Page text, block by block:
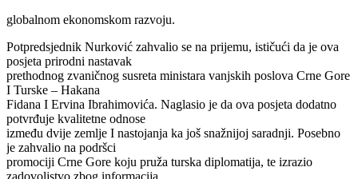
globalnom ekonomskom razvoju.
Potpredsjednik Nurković zahvalio se na prijemu, ističući da je ova
posjeta prirodni nastavak
prethodnog zvaničnog susreta ministara vanjskih poslova Crne Gore
I Turske – Hakana
Fidana I Ervina Ibrahimovića. Naglasio je da ova posjeta dodatno
potvrđuje kvalitetne odnose
između dvije zemlje I nastojanja ka još snažnijoj saradnji. Posebno
je zahvalio na podršci
promociji Crne Gore koju pruža turska diplomatija, te izrazio
zadovoljstvo zbog informacija